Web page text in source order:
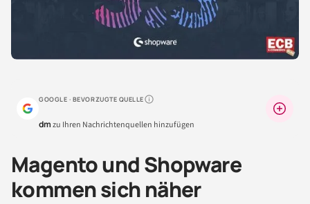
GOOGLE · BEVORZUGTE QUELLEWarum lohnt sich das?
dmzu Ihren Nachrichtenquellen hinzufügen
Magento und Shopware
kommen sich näher